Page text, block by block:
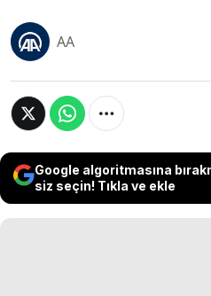
AA
Google algoritmasına
siz seçin! Tıkla ve ekle